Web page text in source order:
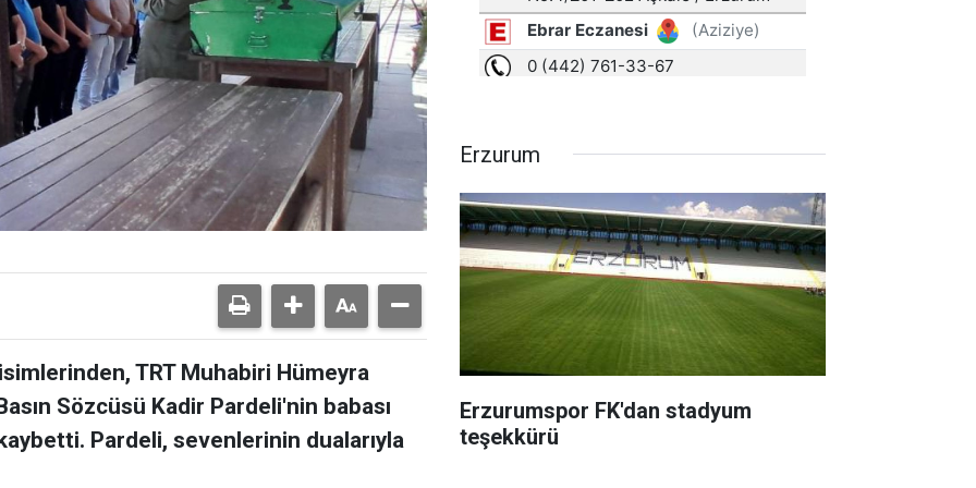
TRT Muhabiri Hümeyra
Sözcüsü Kadir Pardeli'nin babası
Pardeli, sevenlerinin dualarıyla
Erzurum
Erzurumspor FK'dan stadyum
teşekkürü